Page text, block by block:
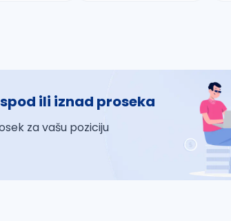
ili iznad proseka
za vašu poziciju